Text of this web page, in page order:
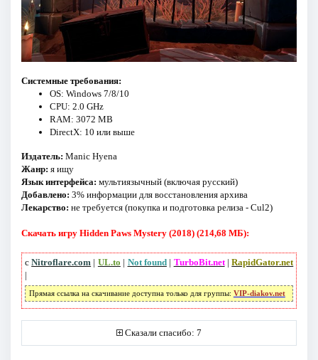
Системные требования:
OS: Windows 7/8/10
CPU: 2.0 GHz
RAM: 3072 MB
DirectX: 10 или выше
Издатель: Manic Hyena
Жанр: я ищу
Язык интерфейса: мультиязычный (включая русский)
Добавлено: 3% информации для восстановления архива
Лекарство: не требуется (покупка и подготовка релиза - Cul2)
Скачать игру Hidden Paws Mystery (2018) (214,68 МБ):
сNitroflare.com | UL.to | Not found| TurboBit.net|RapidGator.net
|
Прямая ссылка на скачивание доступна только для группы: VIP-diakov.net
Сказали спасибо: 7